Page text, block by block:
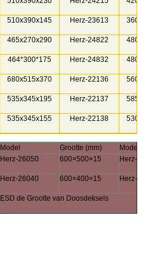
510x390x145 Herz-23613
465x270x290 Herz-24822
464*300*175 Herz-24832
680x515x370 Herz-22136
535x345x195 Herz-22137
535x345x155 Herz-22138
Model Grootte (mm)
Model
Herz-26050 600×500×15 Herz-
Herz-26040 600×400×15 Herz-
ESD de Grootte van Doosdeksels